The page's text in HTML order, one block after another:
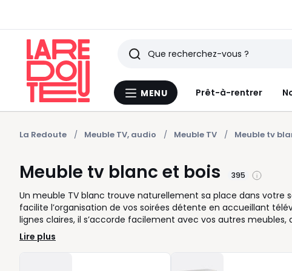
Menu
MENU Prêt-à-rentrer
Rechercher
Derniers
articles
vus
La Redoute Meuble TV, audio Meuble TV Meuble tv
Meuble tv blanc et bois 395
Un meuble TV blanc trouve naturellement sa place dans votre
facilite l’organisation de vos soirées détente en accueillant
lignes claires, il s’accorde facilement avec vos autres meubles,
besoins, vous pouvez privilégier un modèle avec portes
afin de garder câbles et télécommandes toujours à portée de
rangement modulables, pratiques pour s’adapter à
un banc bas ou suspendu pour libérer l’espace, ce type de
Lire plus